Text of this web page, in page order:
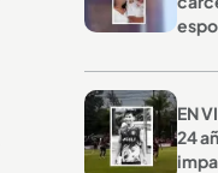
EN
24